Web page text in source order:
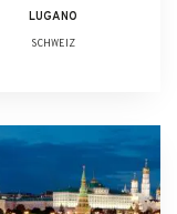
LUGANO
SCHWEIZ